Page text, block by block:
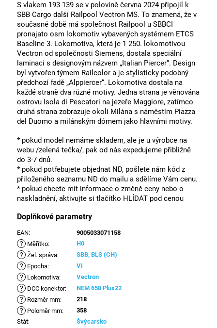
S vlakem 193 139 se v polovině června 2024 připojil k
SBB Cargo další Railpool Vectron MS. To znamená, že v
současné době má společnost Railpool u SBBCI
pronajato osm lokomotiv vybavených systémem ETCS
Baseline 3. Lokomotiva, která je 1 250. lokomotivou
Vectron od společnosti Siemens, dostala speciální
laminaci s designovým názvem „Italian Piercer“. Design
byl vytvořen týmem Railcolor a je stylisticky podobný
předchozí řadě „Alppiercer“. Lokomotiva dostala na
každé straně dva různé motivy. Jedna strana je věnována
ostrovu Isola di Pescatori na jezeře Maggiore, zatímco
druhá strana zobrazuje okolí Milána s náměstím Piazza
del Duomo a milánským dómem jako hlavními motivy.
* pokud model nemáme skladem, ale je u výrobce na
webu /zelená tečka/, pak od nás expedujeme přibližně
do 3-7 dnů.
* pokud potřebujete objednat ND, pošlete nám kód z
přiloženého seznamu ND do mailu a sdělíme Vám cenu.
* pokud chcete mít informace o změně ceny nebo o
naskladnění, aktivujte si tlačítko HLÍDAT pod cenou
Doplňkové parametry
EAN: 9005033071158
? Měřítko: H0
? Žel. správa: SBB, BLS (CH)
? Epocha: VI
? Lokomotiva: Vectron
? DCC konektor: NEM 658 Plux22
? Rozměr mm: 218
? Poloměr mm:
358
Stát: Švýcarsko